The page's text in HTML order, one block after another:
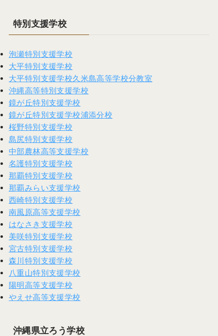
特別支援学校
泡瀬特別支援学校
大平特別支援学校
大平特別支援学校久米島高等学校分教室
沖縄高等特別支援学校
鏡が丘特別支援学校
鏡が丘特別支援学校浦添分校
桜野特別支援学校
島尻特別支援学校
中部農林高等支援学校
名護特別支援学校
那覇特別支援学校
那覇みらい支援学校
西崎特別支援学校
南風原高等支援学校
はなさき支援学校
美咲特別支援学校
宮古特別支援学校
森川特別支援学校
八重山特別支援学校
陽明高等支援学校
やえせ高等支援学校
沖縄県立ろう学校